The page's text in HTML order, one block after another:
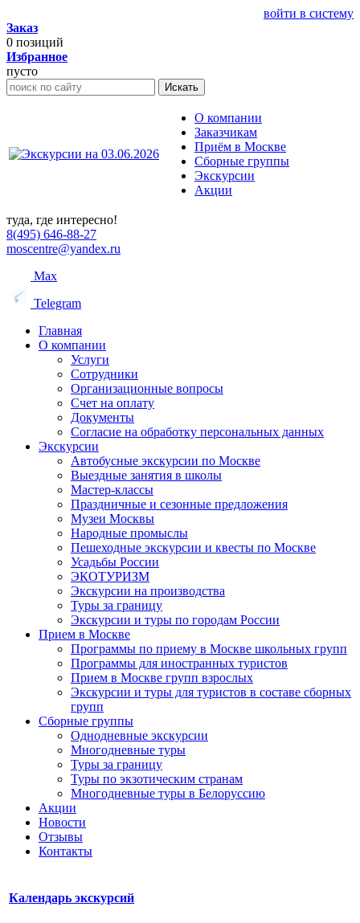
войти в систему
Заказ
0 позиций
Избранное
пусто
Искать
О компании
Заказчикам
Приём в Москве
Сборные группы
Экскурсии
Акции
туда, где интересно!
8(495) 646-88-27
moscentre@yandex.ru
Max
Telegram
Главная
О компании
Услуги
Сотрудники
Организационные вопросы
Счет на оплату
Документы
Согласие на обработку персональных данных
Экскурсии
Автобусные экскурсии по Москве
Выездные занятия в школы
Мастер-классы
Праздничные и сезонные предложения
Музеи Москвы
Народные промыслы
Пешеходные экскурсии и квесты по Москве
Усадьбы России
ЭКОТУРИЗМ
Экскурсии на производства
Туры за границу
Экскурсии и туры по городам России
Прием в Москве
Программы по приему в Москве школьных групп
Программы для иностранных туристов
Прием в Москве групп взрослых
Экскурсии и туры для туристов в составе сборных
групп
Сборные группы
Однодневные экскурсии
Многодневные туры
Туры за границу
Туры по экзотическим странам
Многодневные туры в Белоруссию
Акции
Новости
Отзывы
Контакты
Календарь экскурсий